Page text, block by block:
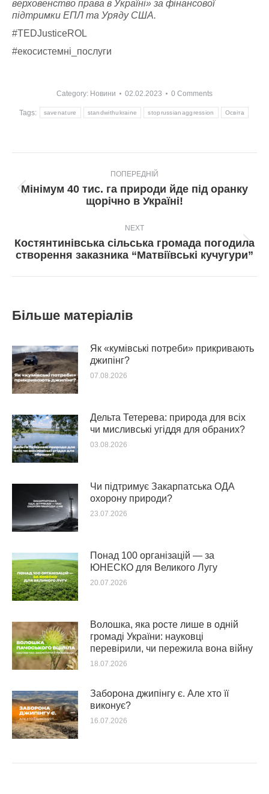
верховенство права в Україні» за фінансової
підтримки ЕПЛ та Уряду США.
#TEDJusticeROL
#екосистемні_послуги
Category: Новини 02.02.2023 0 Comments
Tags: savenature standwithukraine stoprussianaggression Освіта
navigation
ПОПЕРЕДНІЙ
Попередній
пост:
Мінімум 40 тис. га природи йде під оранку
щорічно в Україні!
NEXT
Next
post:
Костянтинівська сільська громада погодила
створення заказника “Матвіївські кучугури”
Більше матеріалів
Як «кумівські потреби» прикривають
джипінг?
07.08.2026
Дельта Тетерева: природа для всіх
чи мисливські угіддя для обраних?
03.08.2026
Чи підтримує Закарпатська ОДА
охорону природи?
23.07.2026
Понад 100 організацій — за
ЮНЕСКО для Великого Лугу
20.07.2026
Волошка, яка росте лише в одній
громаді України: науковці
перевірили, чи пережила вона війну
18.07.2026
Заборона джипінгу є. Але хто її
виконує?
16.07.2026